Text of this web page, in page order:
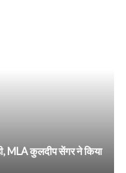
MLA कुलदीप सेंगर ने किया